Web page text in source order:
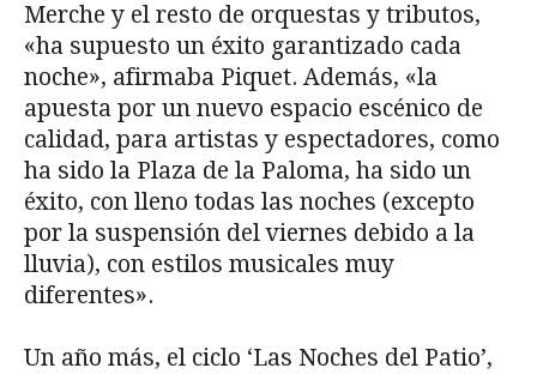
Merche y el resto de orquestas y tributos,
«ha supuesto un éxito garantizado cada
noche», afirmaba Piquet. Además, «la
apuesta por un nuevo espacio escénico de
calidad, para artistas y espectadores, como
ha sido la Plaza de la Paloma, ha sido un
éxito, con lleno todas las noches (excepto
por la suspensión del viernes debido a la
lluvia), con estilos musicales muy
diferentes».
Un año más, el ciclo ‘Las Noches del Patio’,